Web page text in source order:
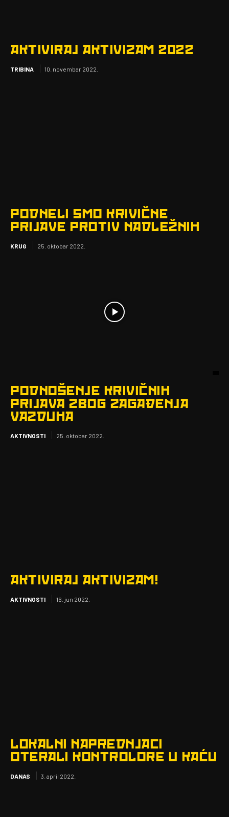
AKTIVIRAJ AKTIVIZAM 2022
TRIBINA 10. novembar 2022.
PODNELI SMO KRIVIČNE
PRIJAVE PROTIV NADLEŽNIH
KRUG 25. oktobar 2022.
PODNOŠENJE KRIVIČNIH
PRIJAVA ZBOG ZAGAĐENJA
VAZDUHA
AKTIVNOSTI 25. oktobar 2022.
AKTIVIRAJ AKTIVIZAM!
AKTIVNOSTI 16. jun 2022.
LOKALNI NAPREDNJACI
OTERALI KONTROLORE U KAĆU
DANAS 3. april 2022.